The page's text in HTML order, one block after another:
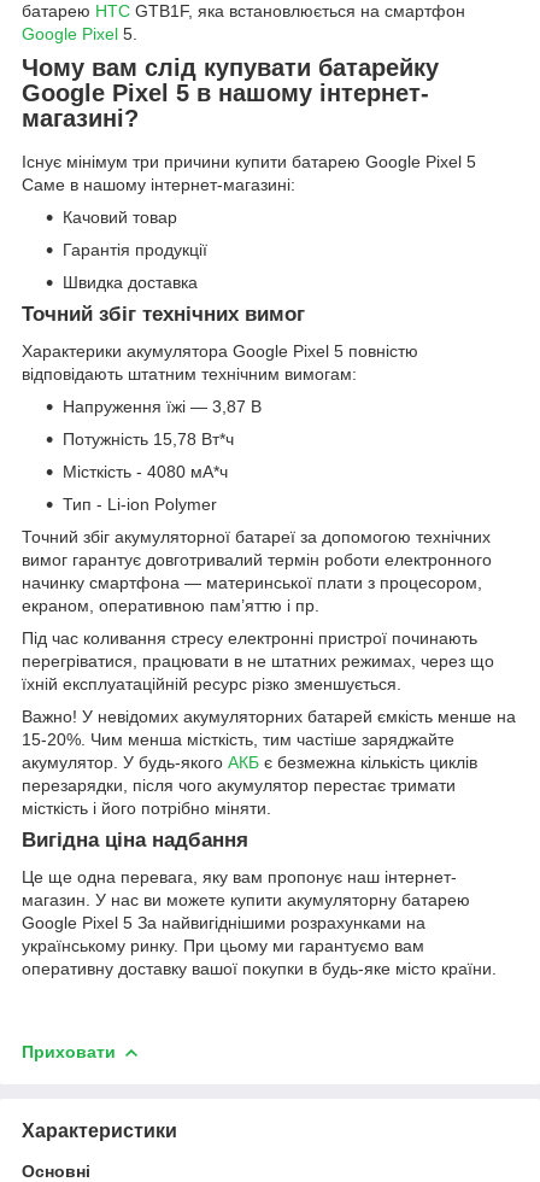
батарею HTC GTB1F, яка встановлюється на смартфон
Google Pixel 5.
Чому вам слід купувати батарейку
Google Pixel 5 в нашому інтернет-
магазині?
Існує мінімум три причини купити батарею Google Pixel 5
Саме в нашому інтернет-магазині:
Качовий товар
Гарантія продукції
Швидка доставка
Точний збіг технічних вимог
Характерики акумулятора Google Pixel 5 повністю
відповідають штатним технічним вимогам:
Напруження їжі — 3,87 В
Потужність 15,78 Вт*ч
Місткість - 4080 мА*ч
Тип - Li-ion Polymer
Точний збіг акумуляторної батареї за допомогою технічних
вимог гарантує довготривалий термін роботи електронного
начинку смартфона — материнської плати з процесором,
екраном, оперативною пам’яттю і пр.
Під час коливання стресу електронні пристрої починають
перегріватися, працювати в не штатних режимах, через що
їхній експлуатаційній ресурс різко зменшується.
Важно! У невідомих акумуляторних батарей ємкість менше на
15-20%. Чим менша місткість, тим частіше заряджайте
акумулятор. У будь-якого АКБ є безмежна кількість циклів
перезарядки, після чого акумулятор перестає тримати
місткість і його потрібно міняти.
Вигідна ціна надбання
Це ще одна перевага, яку вам пропонує наш інтернет-
магазин. У нас ви можете купити акумуляторну батарею
Google Pixel 5 За найвигіднішими розрахунками на
українському ринку. При цьому ми гарантуємо вам
оперативну доставку вашої покупки в будь-яке місто країни.
Приховати
Характеристики
Основні